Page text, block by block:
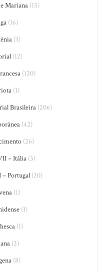
Mariana(15)
(16)
(3)
(12)
(120)
(1)
Brasileira(206)
(42)
(26)
– Itália (3)
Portugal (20)
(1)
(1)
(1)
(2)
(8)